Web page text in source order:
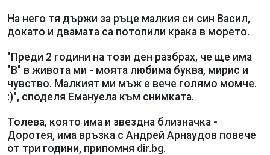
На него тя държи за ръце малкия си син Васил,
докато и двамата са потопили крака в морето.
"Преди 2 години на този ден разбрах, че ще има
"В" в живота ми - моята любима буква, мирис и
чувство. Малкият ми мъж е вече голямо момче.
:)", споделя Емануела към снимката.
Толева, която има и звездна близначка -
Доротея, има връзка с Андрей Арнаудов повече
от три години, припомня dir.bg.